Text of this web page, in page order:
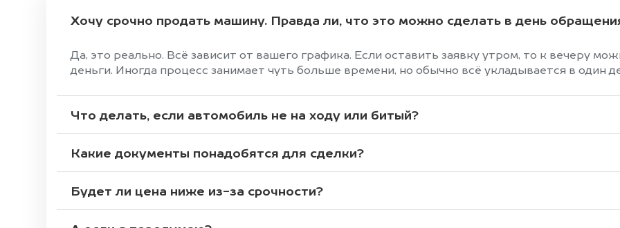
Хочу срочно продать машину. Правда ли, что это можно сделать в день
Да, это реально. Всё зависит от вашего графика. Если оставить заявку утром, то к вечеру
деньги. Иногда процесс занимает чуть больше времени, но обычно всё укладывается в один
Что делать, если автомобиль не на ходу или битый?
Какие документы понадобятся для сделки?
Будет ли цена ниже из-за срочности?